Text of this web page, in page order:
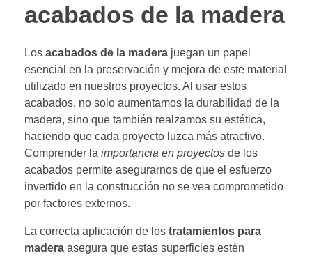
acabados de la madera
Los acabados de la madera juegan un papel
esencial en la preservación y mejora de este material
utilizado en nuestros proyectos. Al usar estos
acabados, no solo aumentamos la durabilidad de la
madera, sino que también realzamos su estética,
haciendo que cada proyecto luzca más atractivo.
Comprender la importancia en proyectos de los
acabados permite asegurarnos de que el esfuerzo
invertido en la construcción no se vea comprometido
por factores externos.
La correcta aplicación de los tratamientos para
madera asegura que estas superficies estén